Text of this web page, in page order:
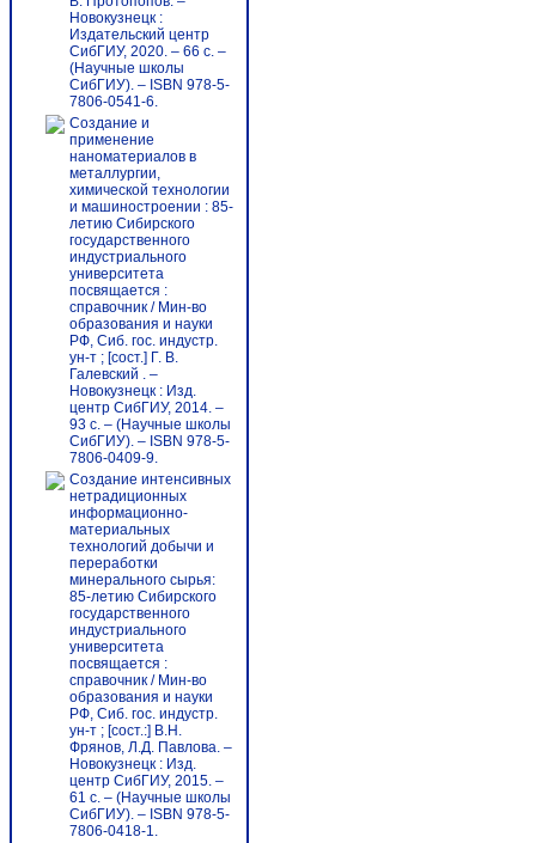
Новокузнецк :
Издательский центр
СибГИУ, 2020. – 66 с. –
(Научные школы
СибГИУ). – ISBN 978-5-
7806-0541-6.
Создание и
применение
наноматериалов в
металлургии,
химической технологии
и машиностроении : 85-
летию Сибирского
государственного
индустриального
университета
посвящается :
справочник / Мин-во
образования и науки
РФ, Сиб. гос. индустр.
ун-т ; [сост.] Г. В.
Галевский . –
Новокузнецк : Изд.
центр СибГИУ, 2014. –
93 с. – (Научные школы
СибГИУ). – ISBN 978-5-
7806-0409-9.
Создание интенсивных
нетрадиционных
информационно-
материальных
технологий добычи и
переработки
минерального сырья:
85-летию Сибирского
государственного
индустриального
университета
посвящается :
справочник / Мин-во
образования и науки
РФ, Сиб. гос. индустр.
ун-т ; [сост.:] В.Н.
Фрянов, Л.Д. Павлова. –
Новокузнецк : Изд.
центр СибГИУ, 2015. –
61 с. – (Научные школы
СибГИУ). – ISBN 978-5-
7806-0418-1.